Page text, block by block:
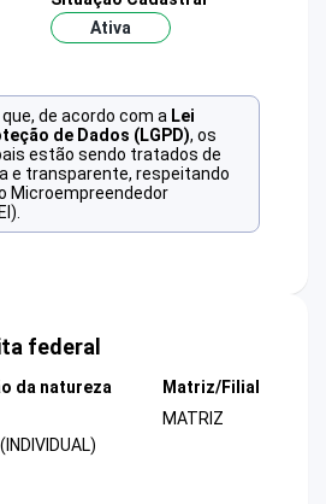
Ativa
de acordo com a Lei
de Dados (LGPD), os
estão sendo tratados de
e transparente, respeitando
Microempreendedor
federal
da natureza
Matriz/Filial
MATRIZ